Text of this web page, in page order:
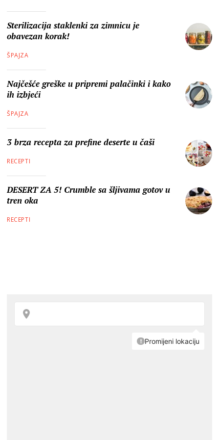
Sterilizacija staklenki za zimnicu je
obavezan korak!
ŠPAJZA
Najčešće greške u pripremi palačinki i kako
ih izbjeći
ŠPAJZA
3 brza recepta za prefine deserte u čaši
RECEPTI
DESERT ZA 5! Crumble sa šljivama gotov u
tren oka
RECEPTI